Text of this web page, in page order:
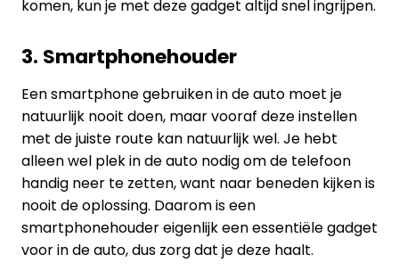
komen, kun je met deze gadget altijd snel ingrijpen.
3. Smartphonehouder
Een smartphone gebruiken in de auto moet je
natuurlijk nooit doen, maar vooraf deze instellen
met de juiste route kan natuurlijk wel. Je hebt
alleen wel plek in de auto nodig om de telefoon
handig neer te zetten, want naar beneden kijken is
nooit de oplossing. Daarom is een
smartphonehouder eigenlijk een essentiële gadget
voor in de auto, dus zorg dat je deze haalt.